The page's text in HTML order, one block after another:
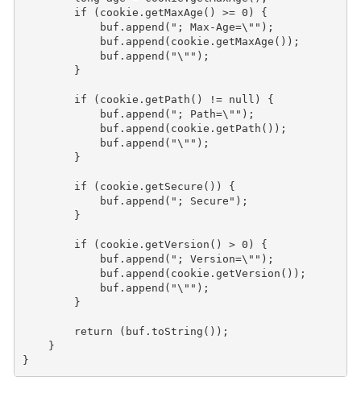
if
( cookie . getMaxAge () >= 0 )
{
buf . append ( "; Max-Age=\"" );
buf . append ( cookie . getMaxAge ());
buf . append ( "\"" );
}
if ( cookie . getPath () != null )
{
buf . append ( "; Path=\"" );
buf . append ( cookie . getPath ());
buf . append ( "\"" );
}
if ( cookie . getSecure ())
{
buf . append ( "; Secure" );
}
if ( cookie . getVersion () > 0 )
{
buf . append ( "; Version=\"" );
buf . append ( cookie . getVersion ());
buf . append ( "\"" );
}
return ( buf . toString ());
}
}